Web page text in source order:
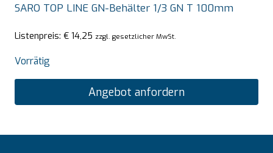
SARO TOP LINE GN-Behälter 1/3 GN T 100mm
Listenpreis: € 14,25 zzgl. gesetzlicher MwSt.
Vorrätig
Angebot anfordern